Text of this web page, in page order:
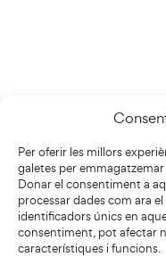
Per oferir les millors
galetes per
Donar el consentiment a
processar dades com ara
identificadors únics en
consentiment, pot afectar
característiques i funcions.